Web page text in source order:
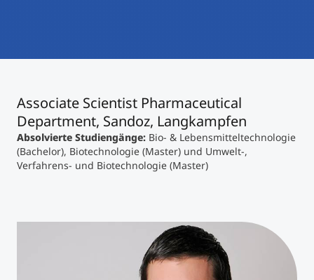
Study Finder Bachelor/Master
Masterclasses
Technische Weiterbildung
Associate Scientist Pharmaceutical
Department, Sandoz, Langkampfen
Absolvierte Studiengänge: Bio- & Lebensmitteltechnologie
(Bachelor), Biotechnologie (Master) und Umwelt-,
Verfahrens- und Biotechnologie (Master)